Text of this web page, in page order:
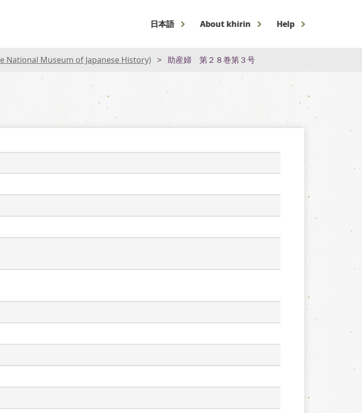
日本語 About khirin Help
National Museum of Japanese History) 助産婦 第２８巻第３号